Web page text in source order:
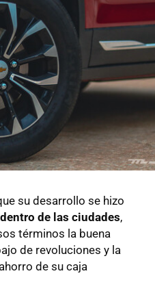
su desarrollo se hizo
de las ciudades,
términos la buena
de revoluciones y la
de su caja